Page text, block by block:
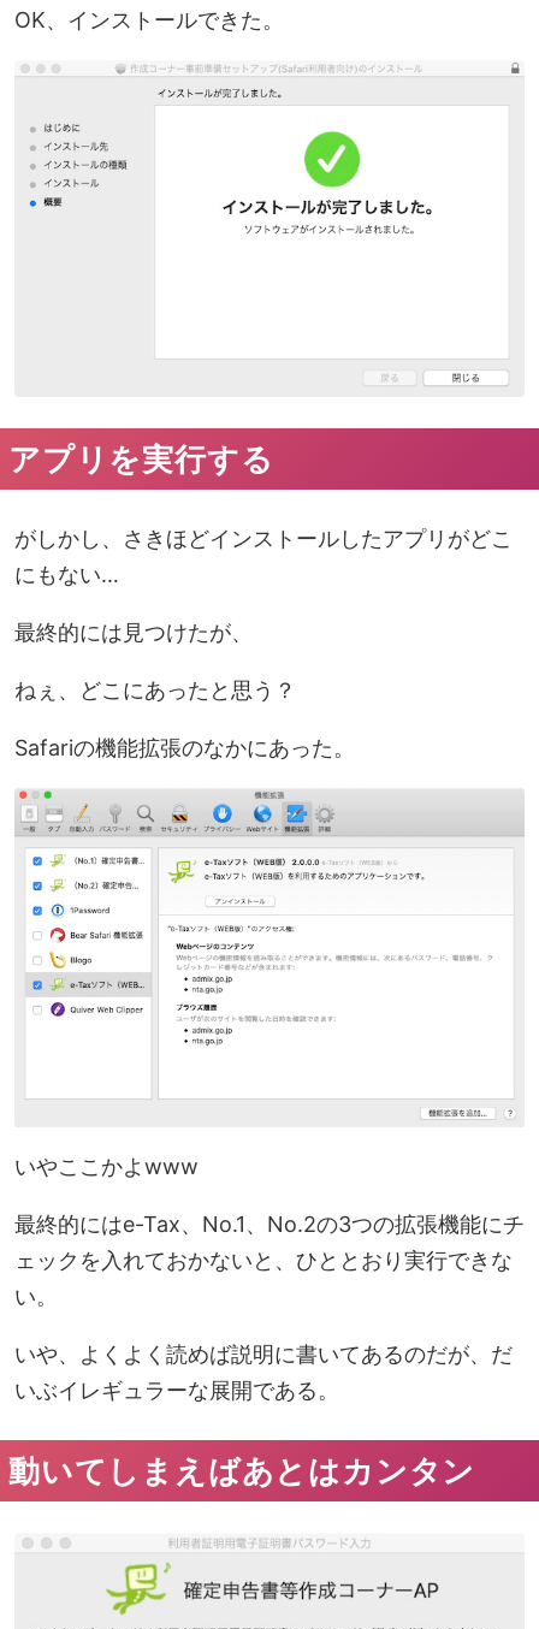
OK、インストールできた。
アプリを実行する
がしかし、さきほどインストールしたアプリがどこ
にもない…
最終的には見つけたが、
ねぇ、どこにあったと思う？
Safariの機能拡張のなかにあった。
いやここかよwww
最終的にはe-Tax、No.1、No.2の3つの拡張機能にチ
ェックを入れておかないと、ひととおり実行できな
い。
いや、よくよく読めば説明に書いてあるのだが、だ
いぶイレギュラーな展開である。
動いてしまえばあとはカンタン